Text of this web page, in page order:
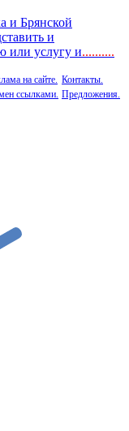
и Брянской
и
или услугу и..........
на сайте.
ссылками.
Контакты.
Предложения.